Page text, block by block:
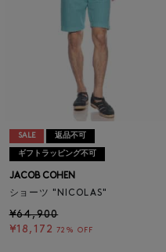
SALE 返品不可
ギフトラッピング不可
JACOB COHEN
ショーツ "NICOLAS"
¥64,900
¥18,172 72% OFF